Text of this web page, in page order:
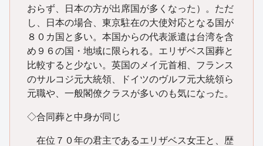
おらず、日本の方が出席国が多くなった）。ただ
し、日本の場合、東京駐在の大使対応となる国が
８０カ国と多い。本国からの代表派遣は台湾を含
め９６の国・地域に限られる。エリザベス国葬と
比較すると少ない。英国のメイ元首相、フランス
のサルコジ元大統領、ドイツのヴルフ元大統領ら
元職や、一般閣僚クラスが多いのも気になった。
◇合同葬と中身が同じ
在位７０年の君主であるエリザベス女王と、歴